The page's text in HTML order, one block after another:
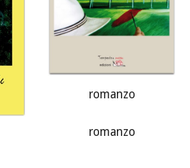
romanzo
romanzo